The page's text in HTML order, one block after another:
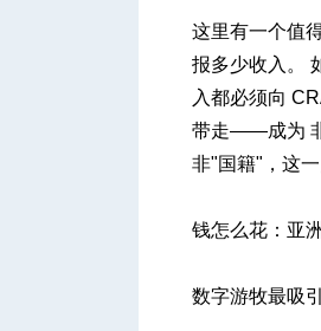
这里有一个值
报多少收入。
入都必须向
带走——成为
非"国籍"，这
钱怎么花：亚
数字游牧最吸